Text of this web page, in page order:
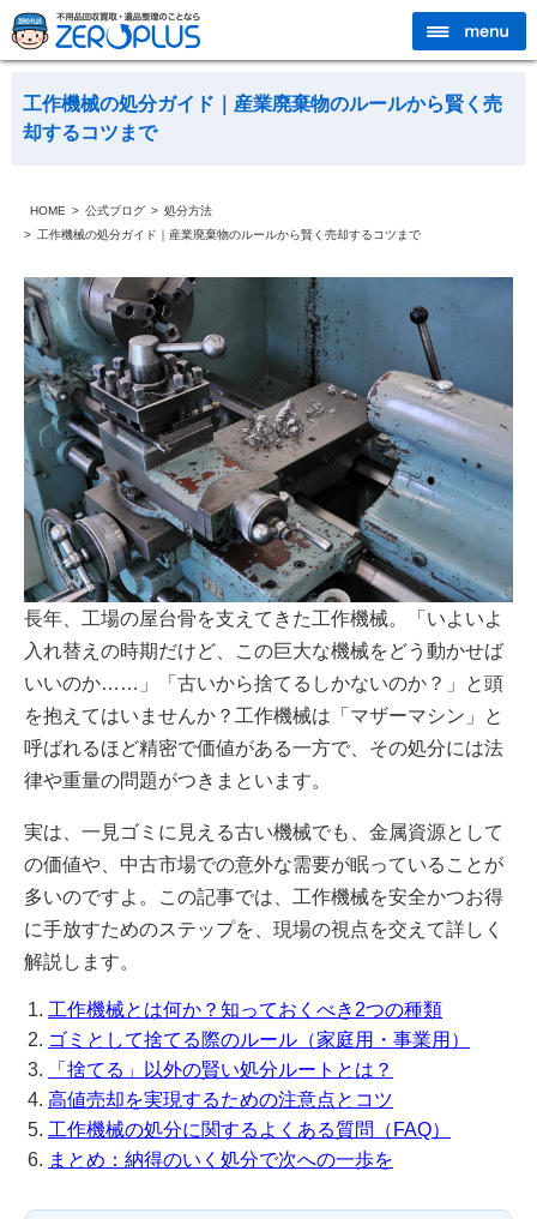
工作機械の処分ガイド｜産業廃棄物のルールから賢く売
却するコツまで
HOME 公式ブログ
処分方法
工作機械の処分ガイド｜産業廃棄物のルールから賢く売却するコツまで
長年、工場の屋台骨を支えてきた工作機械。「いよいよ
入れ替えの時期だけど、この巨大な機械をどう動かせば
いいのか……」「古いから捨てるしかないのか？」と頭
を抱えてはいませんか？工作機械は「マザーマシン」と
呼ばれるほど精密で価値がある一方で、その処分には法
律や重量の問題がつきまといます。
実は、一見ゴミに見える古い機械でも、金属資源として
の価値や、中古市場での意外な需要が眠っていることが
多いのですよ。この記事では、工作機械を安全かつお得
に手放すためのステップを、現場の視点を交えて詳しく
解説します。
工作機械とは何か？知っておくべき2つの種類
ゴミとして捨てる際のルール（家庭用・事業用）
「捨てる」以外の賢い処分ルートとは？
高値売却を実現するための注意点とコツ
工作機械の処分に関するよくある質問（FAQ）
まとめ：納得のいく処分で次への一歩を